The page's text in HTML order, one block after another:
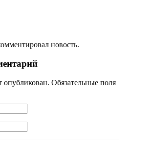
новость.
опубликован. Обязательные поля